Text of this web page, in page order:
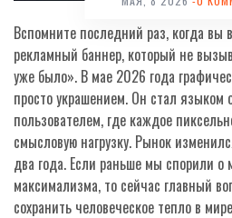
Вспомните последний раз, когда вы
рекламный баннер, который не
уже было». В мае 2026 года
просто украшением. Он стал
пользователем, где каждое
смысловую нагрузку. Рынок
два года. Если раньше мы спорили о
максимализма, то сейчас главный
сохранить человеческое тепло в